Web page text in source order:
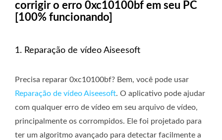
corrigir o erro 0xc10100bf em seu PC
[100% funcionando]
1. Reparação de vídeo Aiseesoft
Precisa reparar 0xc10100bf? Bem, você pode usar
Reparação de vídeo Aiseesoft. O aplicativo pode ajudar
com qualquer erro de vídeo em seu arquivo de vídeo,
principalmente os corrompidos. Ele foi projetado para
ter um algoritmo avançado para detectar facilmente a